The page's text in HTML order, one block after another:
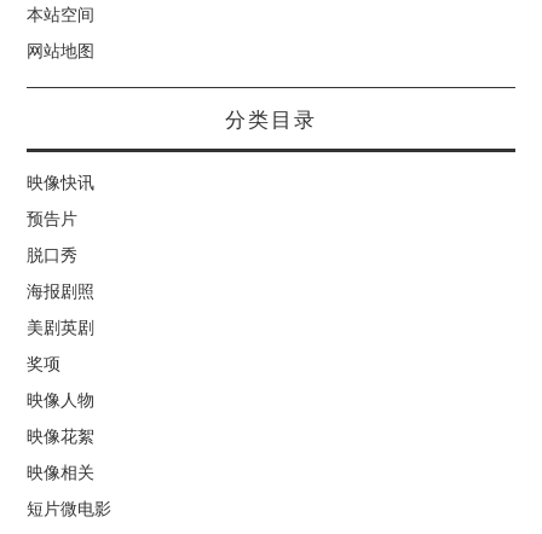
本站空间
网站地图
分类目录
映像快讯
预告片
脱口秀
海报剧照
美剧英剧
奖项
映像人物
映像花絮
映像相关
短片微电影